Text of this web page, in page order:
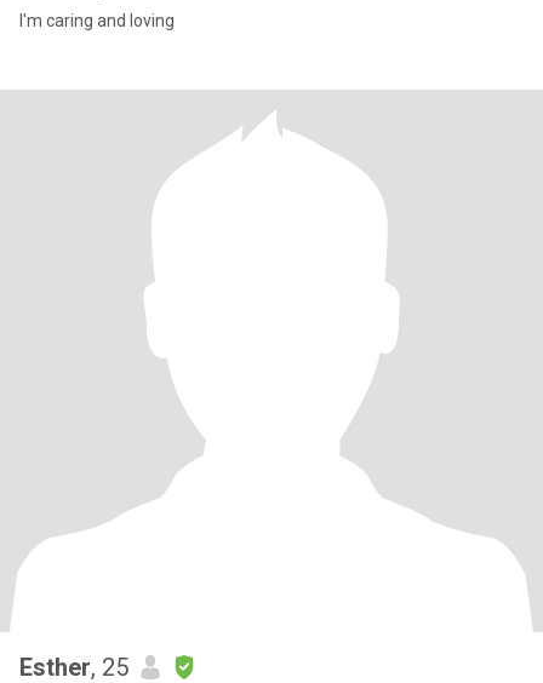
I'm caring and loving
Esther, 25